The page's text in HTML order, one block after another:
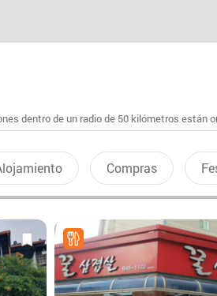
dentro de un radio de 50 kilómetros están
Compras